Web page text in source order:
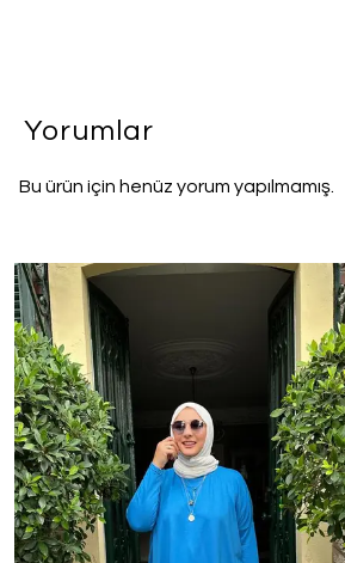
Yorumlar
Bu ürün için henüz yorum yapılmamış.